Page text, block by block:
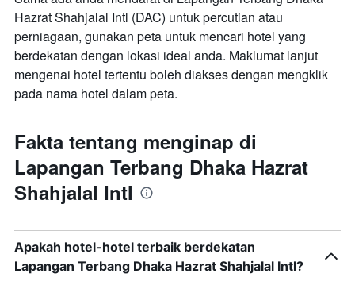
Hazrat Shahjalal Intl (DAC) untuk percutian atau
perniagaan, gunakan peta untuk mencari hotel yang
berdekatan dengan lokasi ideal anda. Maklumat lanjut
mengenai hotel tertentu boleh diakses dengan mengklik
pada nama hotel dalam peta.
Fakta tentang menginap di
Lapangan Terbang Dhaka Hazrat
Shahjalal Intl
Apakah hotel-hotel terbaik berdekatan
Lapangan Terbang Dhaka Hazrat Shahjalal Intl?